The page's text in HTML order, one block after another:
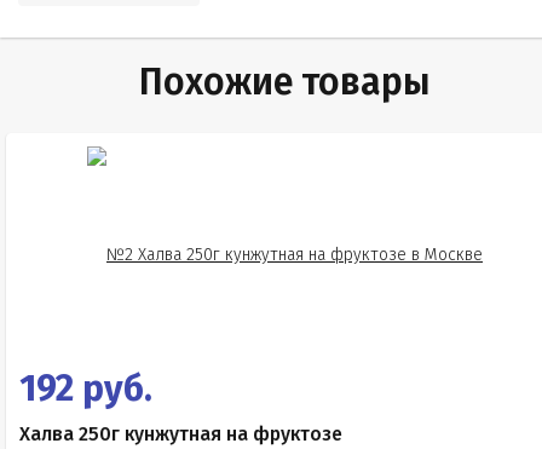
Похожие товары
192 руб.
Халва 250г кунжутная на фруктозе